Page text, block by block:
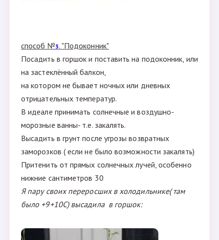
способ №3. "Подоконник"
Посадить в горшок и поставить на подоконник, или
на застеклённый балкон,
на котором не бывает ночных или дневных
отрицательных температур.
В идеале принимать солнечные и воздушно-
морозные ванны- т.е. закалять.
Высадить в грунт после угрозы возвратных
заморозков ( если не было возможности закалять)
Притенить от прямых солнечных лучей, особенно
нижние сантиметров 30
Я пару своих переросших в холодильнике( там
было +9+10С) высадила в горшок: